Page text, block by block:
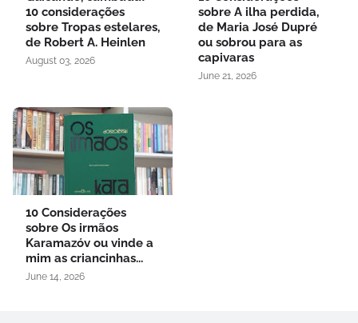
10 considerações
sobre Tropas estelares,
de Robert A. Heinlen
August 03, 2026
sobre A ilha perdida,
de Maria José Dupré
ou sobrou para as
capivaras
June 21, 2026
10 Considerações
sobre Os irmãos
Karamazóv ou vinde a
mim as criancinhas...
June 14, 2026